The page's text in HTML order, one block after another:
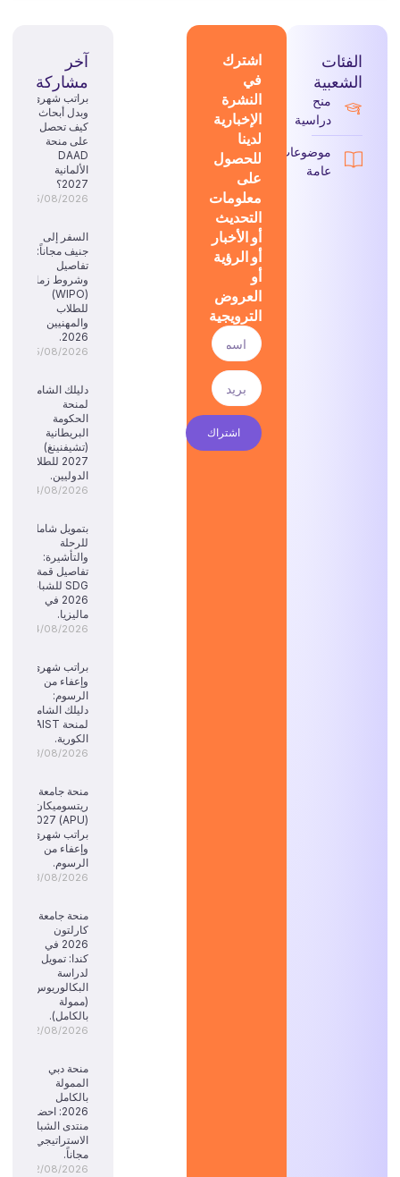
الفئات
الشعبية
منح
دراسية
موضوعات
عامة
اشترك
النشرة
الإخبارية
للحصول
على
معلومات
التحديث
أو الأخبار
أو الرؤية
العروض
الترويجية
اشتراك
آخر
مشاركة
براتب شهري
وبدل أبحاث:
كيف تحصل
على منحة
DAAD
الألمانية
2027؟
05/08/2026
السفر إلى
جنيف مجاناً:
تفاصيل
وشروط زمالة
(WIPO)
للطلاب
والمهنيين
2026.
05/08/2026
دليلك الشامل
لمنحة
الحكومة
البريطانية
(تشيفنينغ)
2027 للطلاب
الدوليين.
04/08/2026
بتمويل شامل
للرحلة
والتأشيرة:
تفاصيل قمة
SDG للشباب
2026 في
ماليزيا.
04/08/2026
براتب شهري
وإعفاء من
الرسوم:
دليلك الشامل
لمنحة KAIST
الكورية.
03/08/2026
منحة جامعة
ريتسوميكان
(APU) 2027:
براتب شهري
وإعفاء من
الرسوم.
03/08/2026
منحة جامعة
كارلتون
2026 في
كندا: تمويل
لدراسة
البكالوريوس
(ممولة
بالكامل).
02/08/2026
منحة دبي
الممولة
بالكامل
2026: احضر
منتدى الشباب
الاستراتيجي
مجاناً.
02/08/2026